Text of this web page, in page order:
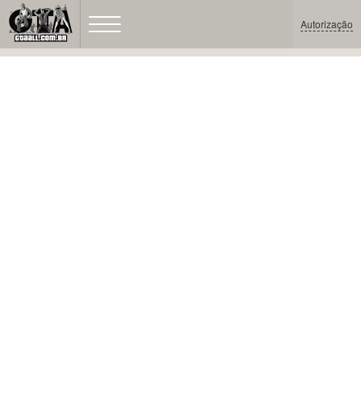
Autorização